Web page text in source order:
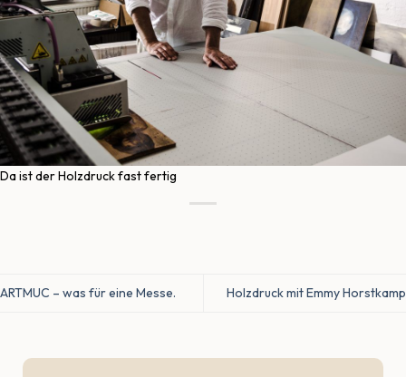
Da ist der Holzdruck fast fertig
ARTMUC – was für eine Messe. Holzdruck mit Emmy Horstkamp